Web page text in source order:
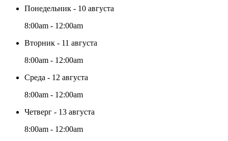
Понедельник - 10 августа
8:00am - 12:00am
Вторник - 11 августа
8:00am - 12:00am
Среда - 12 августа
8:00am - 12:00am
Четверг - 13 августа
8:00am - 12:00am